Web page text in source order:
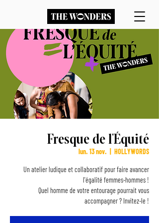
Fresque de l'Équité
lun. 13 nov. HOLLYWORDS
Un atelier ludique et collaboratif pour faire avancer
l'égalité femmes-hommes !
Quel homme de votre entourage pourrait vous
accompagner ? Invitez-le !